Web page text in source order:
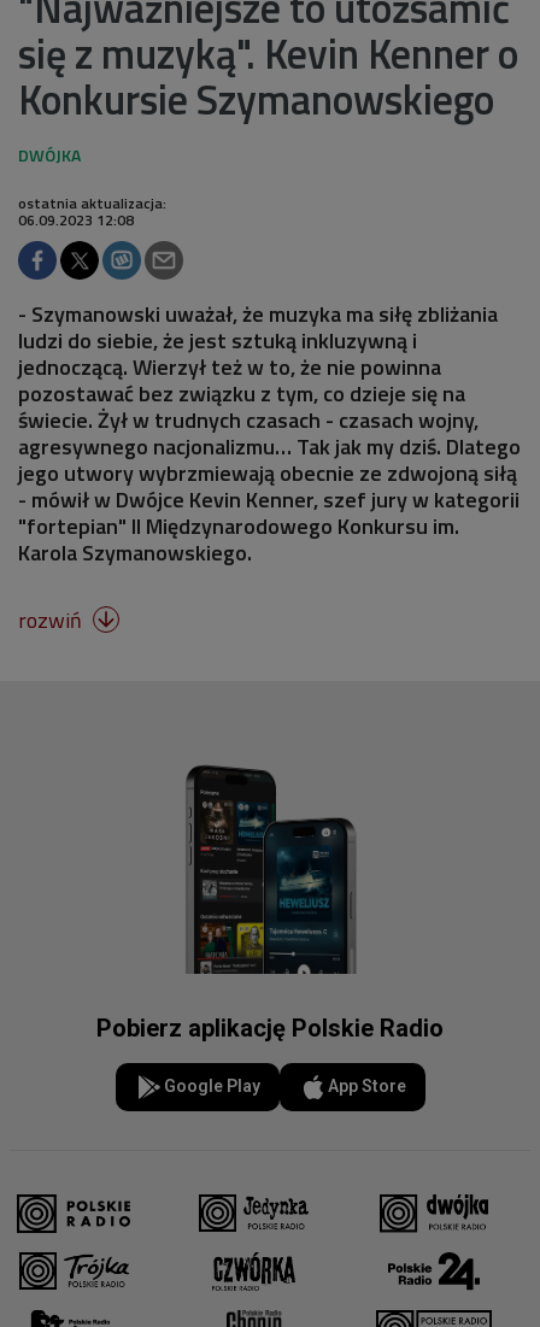
się z muzyką". Kevin Kenner o
Konkursie Szymanowskiego
ostatnia aktualizacja:
06.09.2023 12:08
- Szymanowski uważał, że muzyka ma siłę zbliżania
ludzi do siebie, że jest sztuką inkluzywną i
jednoczącą. Wierzył też w to, że nie powinna
pozostawać bez związku z tym, co dzieje się na
świecie. Żył w trudnych czasach - czasach wojny,
agresywnego nacjonalizmu… Tak jak my dziś. Dlatego
jego utwory wybrzmiewają obecnie ze zdwojoną siłą
- mówił w Dwójce Kevin Kenner, szef jury w kategorii
"fortepian" II Międzynarodowego Konkursu im.
Karola Szymanowskiego.
rozwiń 
Pobierz aplikację Polskie Radio
Google Play App Store